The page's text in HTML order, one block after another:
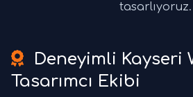
tasarlıyoruz.
Deneyimli Kayseri
Tasarımcı Ekibi